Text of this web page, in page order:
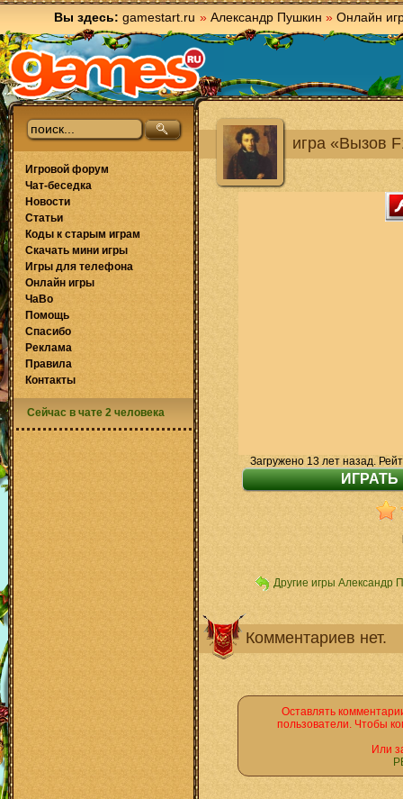
Вы здесь: gamestart.ru » Александр Пушкин » Онлайн
игра «Вызов
Загружено 13 лет назад.
Другие игры Александр
Комментариев нет.
Оставлять
пользователи. Чтобы
Или
Игровой форум
Чат-беседка
Новости
Статьи
Коды к старым играм
Скачать мини игры
Игры для телефона
Онлайн игры
ЧаВо
Помощь
Спасибо
Реклама
Правила
Контакты
Сейчас в чате 2 человека